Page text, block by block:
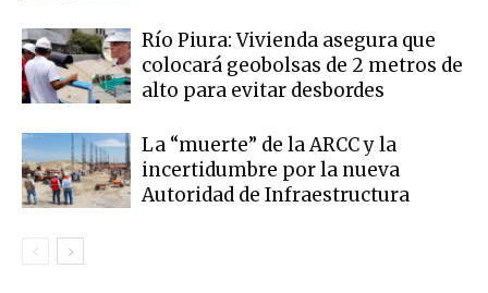
Río Piura: Vivienda asegura que
colocará geobolsas de 2 metros de
alto para evitar desbordes
La “muerte” de la ARCC y la
incertidumbre por la nueva
Autoridad de Infraestructura